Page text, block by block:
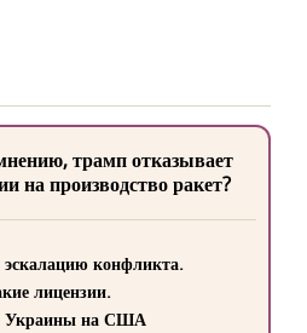
трамп отказывает
производство ракет?
конфликта.
лицензии.
Украины на США